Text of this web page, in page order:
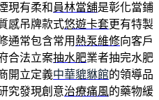
現有柔和 員林當舖是彰化當鋪
感吊牌款式悠遊卡套更有特製
通常包含常用 熱泵維修向客戶
合法立案抽水肥業者抽完水肥
開立定義中華貔貅館的領導品
究發現創意治療痛風的藥物緩